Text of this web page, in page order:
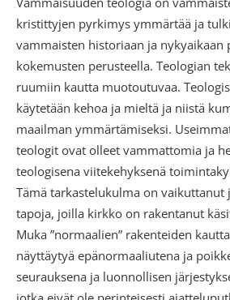
kristittyjen pyrkimys ymmärtää ja
vammaisten historiaan ja nykyaikaan
kokemusten perusteella. Teologian
ruumiin kautta muotoutuvaa.
käytetään kehoa ja mieltä ja niistä
maailman ymmärtämiseksi.
teologit ovat olleet vammattomia ja
teologisena viitekehyksenä
Tämä tarkastelukulma on vaikuttanut
tapoja, joilla kirkko on rakentanut
Muka ”normaalien” rakenteiden
näyttäytyä epänormaaliutena ja
seurauksena ja luonnollisen